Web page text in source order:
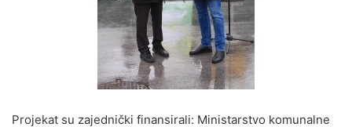
Projekat su zajednički finansirali: Ministarstvo komunalne